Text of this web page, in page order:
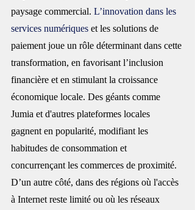
paysage commercial. L’innovation dans les
services numériques et les solutions de
paiement joue un rôle déterminant dans cette
transformation, en favorisant l’inclusion
financière et en stimulant la croissance
économique locale. Des géants comme
Jumia et d'autres plateformes locales
gagnent en popularité, modifiant les
habitudes de consommation et
concurrençant les commerces de proximité.
D’un autre côté, dans des régions où l'accès
à Internet reste limité ou où les réseaux